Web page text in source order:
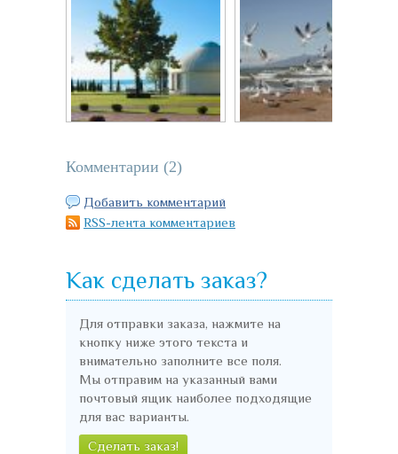
Комментарии (2)
Добавить комментарий
RSS-лента комментариев
Как сделать заказ?
Для отправки заказа, нажмите на
кнопку ниже этого текста и
внимательно заполните все поля.
Мы отправим на указанный вами
почтовый ящик наиболее подходящие
для вас варианты.
Сделать заказ!